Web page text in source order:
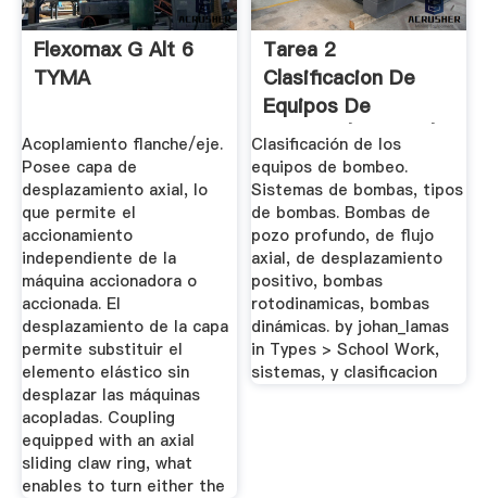
Flexomax G Alt 6
TYMA
Acoplamiento flanche/eje.
Posee capa de
desplazamiento axial, lo
que permite el
accionamiento
independiente de la
máquina accionadora o
accionada. El
desplazamiento de la capa
permite substituir el
elemento elástico sin
desplazar las máquinas
acopladas. Coupling
equipped with an axial
sliding claw ring, what
enables to turn either the
Tarea 2
Clasificacion De
Equipos De
Bombeo | Bomba |
Pistón
Clasificación de los
equipos de bombeo.
Sistemas de bombas, tipos
de bombas. Bombas de
pozo profundo, de flujo
axial, de desplazamiento
positivo, bombas
rotodinamicas, bombas
dinámicas. by johan_lamas
in Types > School Work,
sistemas, y clasificacion